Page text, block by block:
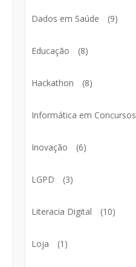
Dados em Saúde (9)
Educação (8)
Hackathon (8)
Informática em Concursos
Inovação (6)
LGPD (3)
Literacia Digital (10)
Loja (1)